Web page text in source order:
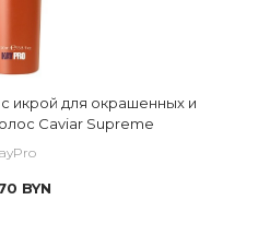
икрой для окрашенных и
Caviar Supreme
BYN